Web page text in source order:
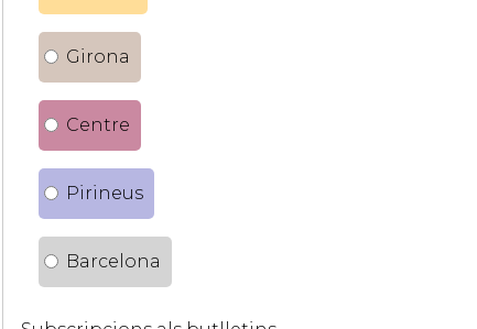
Girona
Centre
Pirineus
Barcelona